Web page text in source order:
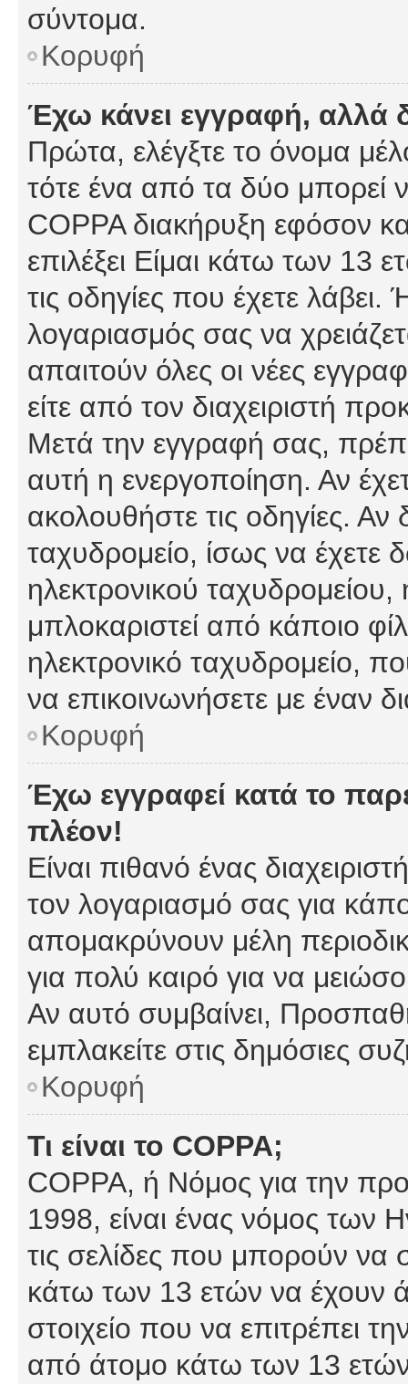
σύντομα.
Κορυφή
Έχω κάνει εγγραφή,
Πρώτα, ελέγξτε το όνομα
τότε ένα από τα δύο μπορεί
COPPA διακήρυξη εφόσον
επιλέξει Είμαι κάτω των 13
τις οδηγίες που έχετε λάβει.
λογαριασμός σας να
απαιτούν όλες οι νέες
είτε από τον διαχειριστή
Μετά την εγγραφή σας,
αυτή η ενεργοποίηση. Αν
ακολουθήστε τις οδηγίες. Αν
ταχυδρομείο, ίσως να έχετε
ηλεκτρονικού ταχυδρομείου,
μπλοκαριστεί από κάποιο
ηλεκτρονικό ταχυδρομείο,
να επικοινωνήσετε με έναν
Κορυφή
Έχω εγγραφεί κατά το
πλέον!
Είναι πιθανό ένας
τον λογαριασμό σας για
απομακρύνουν μέλη
για πολύ καιρό για να
Αν αυτό συμβαίνει,
εμπλακείτε στις δημόσιες
Κορυφή
Τι είναι το COPPA;
COPPA, ή Νόμος για την
1998, είναι ένας νόμος των
τις σελίδες που μπορούν να
κάτω των 13 ετών να έχουν
στοιχείο που να επιτρέπει
από άτομο κάτω των 13